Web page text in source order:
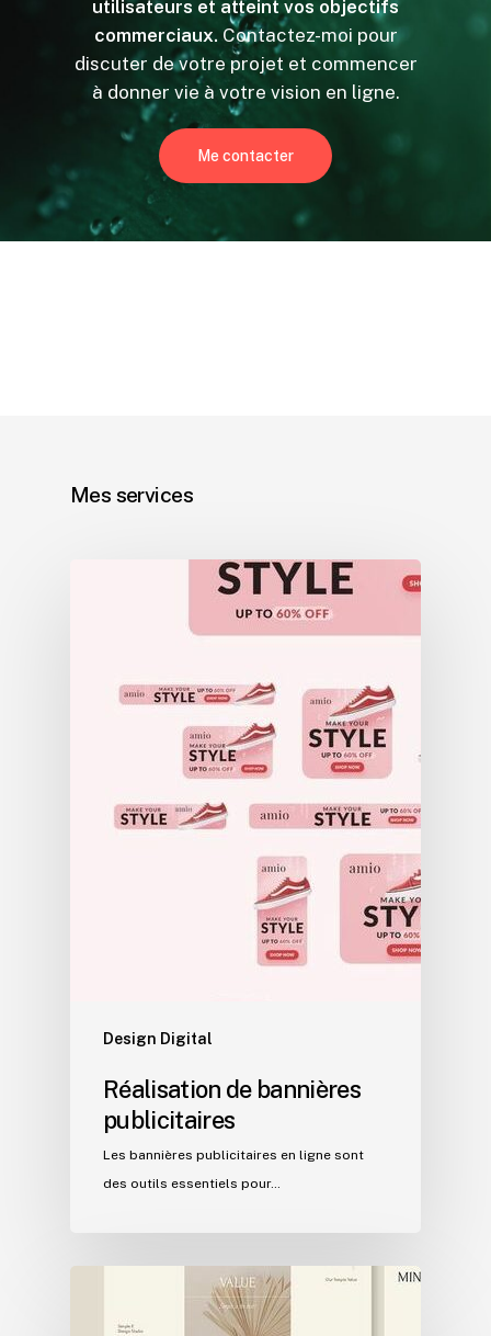
utilisateurs et atteint vos objectifs
commerciaux. Contactez-moi pour
discuter de votre projet et commencer
à donner vie à votre vision en ligne.
Me contacter
Mes services
Design Digital
Réalisation de bannières
publicitaires
Les bannières publicitaires en ligne sont
des outils essentiels pour…